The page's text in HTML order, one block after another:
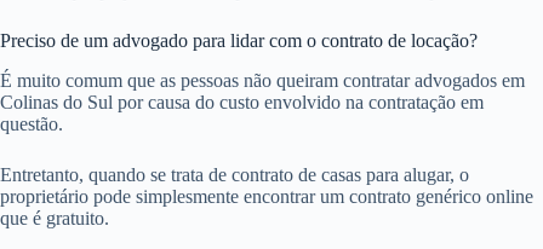
Preciso de um advogado para lidar com o contrato de locação?
É muito comum que as pessoas não queiram contratar advogados em
Colinas do Sul por causa do custo envolvido na contratação em
questão.
Entretanto, quando se trata de contrato de casas para alugar, o
proprietário pode simplesmente encontrar um contrato genérico online
que é gratuito.